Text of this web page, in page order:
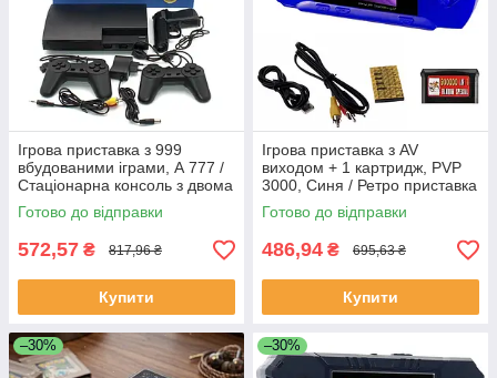
Ігрова приставка з 999
вбудованими іграми, А 777 /
Стаціонарна консоль з двома
геймпадами та пістолетом
Готово до відправки
572,57 ₴ 817,96 ₴
Купити
Ігрова приставка з AV
виходом + 1 картридж, PVP
3000, Синя / Ретро приставка
/ Портативна ігрова консоль
Готово до відправки
486,94 ₴ 695,63 ₴
Купити
–30% –30%